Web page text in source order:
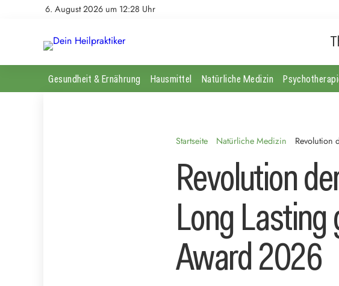
6. August 2026 um 12:28 Uhr
Gesundheit & Ernährung Hausmittel Natürliche Medizin
Startseite Natürliche Medizin Revolution
Revolution
Long
Award 2026